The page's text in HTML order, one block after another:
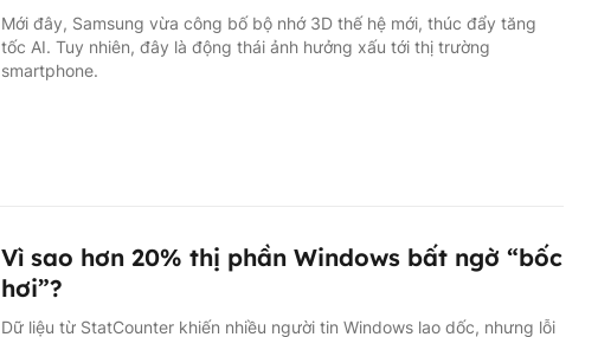
Mới đây, Samsung vừa công bố bộ nhớ 3D thế hệ mới, thúc đẩy tăng
tốc AI. Tuy nhiên, đây là động thái ảnh hưởng xấu tới thị trường
smartphone.
Vì sao hơn 20% thị phần Windows bất ngờ “bốc
hơi”?
Dữ liệu từ StatCounter khiến nhiều người tin Windows lao dốc, nhưng lỗi